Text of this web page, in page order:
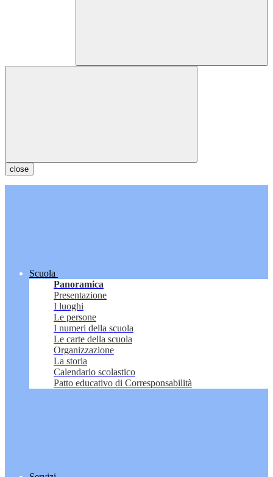
close
Scuola
Panoramica
Presentazione
I luoghi
Le persone
I numeri della scuola
Le carte della scuola
Organizzazione
La storia
Calendario scolastico
Patto educativo di Corresponsabilità